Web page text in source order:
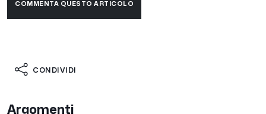
COMMENTA QUESTO ARTICOLO
CONDIVIDI
Argomenti